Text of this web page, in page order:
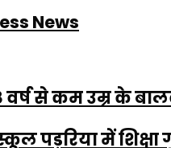
News
वर्ष से कम उम्र के
पड़रिया में शिक्षा